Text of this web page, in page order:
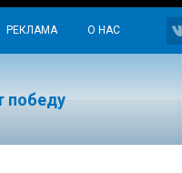
РЕКЛАМА О НАС
победу